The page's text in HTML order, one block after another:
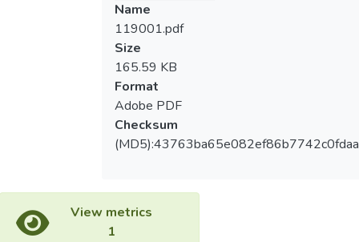
Name
119001.pdf
Size
165.59 KB
Format
Adobe PDF
Checksum
View metrics
1